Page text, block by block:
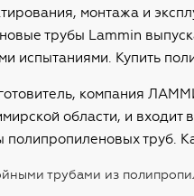
монтажа и
трубы Lammin
испытаниями. Купить
компания
области, и
полипропиленовых труб.
трубами из